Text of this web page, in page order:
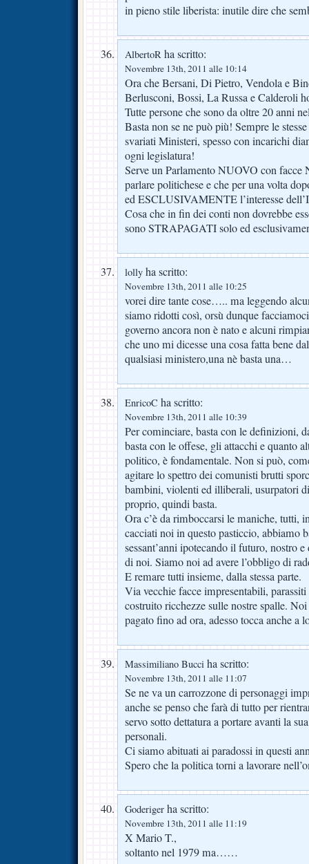
in pieno stile liberista: inutile dire che
AlbertoR ha scritto:
Novembre 13th, 2011 alle 10:14
Ora che Bersani, Di Pietro, Vendola e
Berlusconi, Bossi, La Russa e Calderoli
Tutte persone che sono da oltre 20 anni
Basta non se ne può più! Sempre le
svariati Ministeri, spesso con incarichi
ogni legislatura!
Serve un Parlamento NUOVO con facce
parlare politichese e che per una volta
ed ESCLUSIVAMENTE l’interesse
Cosa che in fin dei conti non dovrebbe
sono STRAPAGATI solo ed
lolly ha scritto:
Novembre 13th, 2011 alle 10:25
vorei dire tante cose….. ma leggendo
siamo ridotti così, orsù dunque
governo ancora non è nato e alcuni
che uno mi dicesse una cosa fatta bene
qualsiasi ministero,una nè basta una…
EnricoC ha scritto:
Novembre 13th, 2011 alle 10:39
Per cominciare, basta con le definizioni,
basta con le offese, gli attacchi e quanto
politico, è fondamentale. Non si può,
agitare lo spettro dei comunisti brutti
bambini, violenti ed illiberali, usurpatori
proprio, quindi basta.
Ora c’è da rimboccarsi le maniche, tutti,
cacciati noi in questo pasticcio, abbiamo
sessant’anni ipotecando il futuro, nostro
di noi. Siamo noi ad avere l’obbligo di
E remare tutti insieme, dalla stessa parte.
Via vecchie facce impresentabili,
costruito ricchezze sulle nostre spalle.
pagato fino ad ora, adesso tocca anche a
Massimiliano Bucci ha scritto:
Novembre 13th, 2011 alle 11:07
Se ne va un carrozzone di personaggi
anche se penso che farà di tutto per
servo sotto dettatura a portare avanti la
personali.
Ci siamo abituati ai paradossi in questi
Spero che la politica torni a lavorare
Goderiger ha scritto:
Novembre 13th, 2011 alle 11:19
X Mario T.,
soltanto nel 1979 ma……